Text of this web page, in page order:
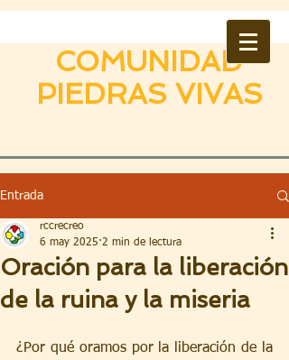
COMUNIDAD
PIEDRAS VIVAS
Entrada
Oración para la liberación
de la ruina y la miseria
rccrecreo
6 may 2025 2 min de lectura
¿Por qué oramos por la liberación de la